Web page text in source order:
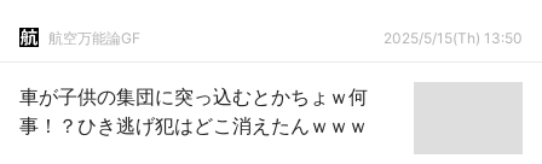
航空万能論GF 2025/5/15(Th) 13:50
車が子供の集団に突っ込むとかちょｗ何
事！？ひき逃げ犯はどこ消えたんｗｗｗ